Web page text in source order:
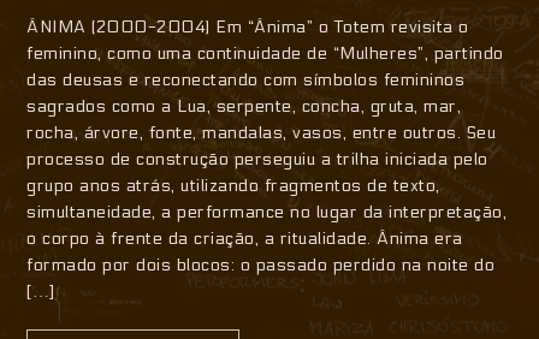
ÂNIMA (2000-2004) Em “Ânima” o Totem revisita o
feminino, como uma continuidade de “Mulheres”, partindo
das deusas e reconectando com símbolos femininos
sagrados como a Lua, serpente, concha, gruta, mar,
rocha, árvore, fonte, mandalas, vasos, entre outros. Seu
processo de construção perseguiu a trilha iniciada pelo
grupo anos atrás, utilizando fragmentos de texto,
simultaneidade, a performance no lugar da interpretação,
o corpo à frente da criação, a ritualidade. Ânima era
formado por dois blocos: o passado perdido na noite do
[…]